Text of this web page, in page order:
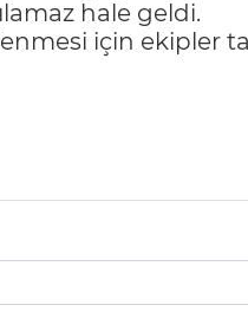
hale geldi.
için ekipler